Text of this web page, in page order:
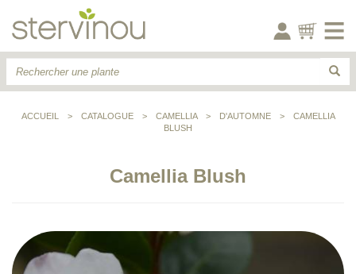
ACCUEIL > CATALOGUE > CAMELLIA > D'AUTOMNE >
CAMELLIA
BLUSH
Camellia Blush